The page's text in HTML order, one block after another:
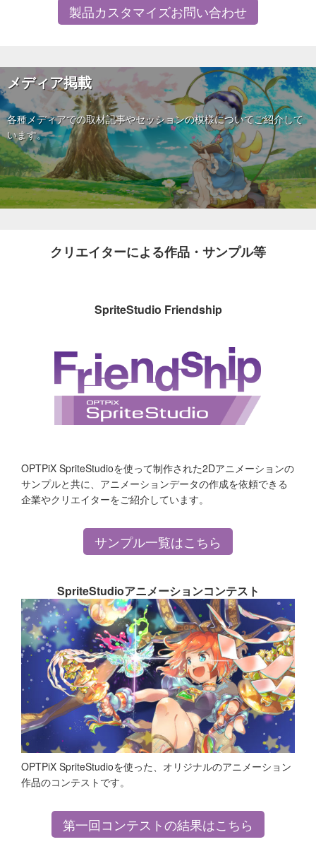
製品カスタマイズお問い合わせ
メディア掲載
各種メディアでの取材記事やセッションの模様についてご紹介して
います。
クリエイターによる作品・サンプル等
SpriteStudio Friendship
OPTPiX SpriteStudioを使って制作された2Dアニメーションの
サンプルと共に、アニメーションデータの作成を依頼できる
企業やクリエイターをご紹介しています。
サンプル一覧はこちら
SpriteStudioアニメーションコンテスト
OPTPiX SpriteStudioを使った、オリジナルのアニメーション
作品のコンテストです。
第一回コンテストの結果はこちら